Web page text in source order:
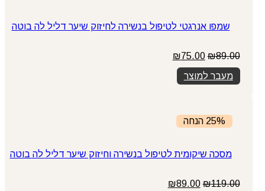
שמפו אנרגטי לטיפול בנשירה לחיזוק שיער דליל לה בוטה
₪89.00
המחיר
המקורי
היה:
₪89.00.
₪75.00
מעבר למוצר
25% הנחה
מסכה שיקומית לטיפול בנשירה וחיזוק שיער דליל לה בוטה
₪119.00
המחיר₪89.00